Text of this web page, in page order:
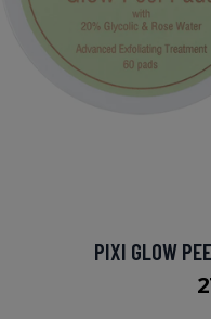
PIXI GLOW